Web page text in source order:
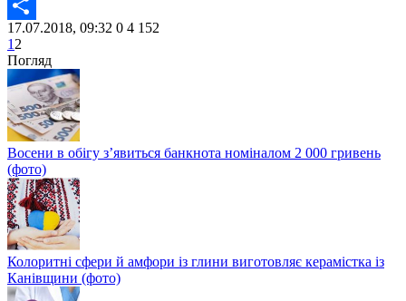
Twitter
Share
17.07.2018, 09:32 0 4 152
1 2
Погляд
Восени в обігу з’явиться банкнота номіналом 2 000 гривень
(фото)
Колоритні сфери й амфори із глини виготовляє керамістка із
Канівщини (фото)